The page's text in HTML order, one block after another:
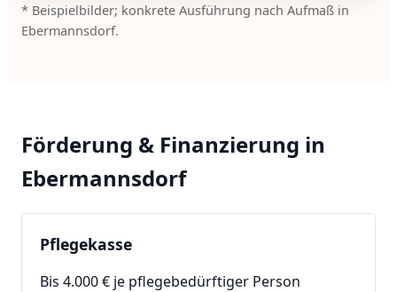
* Beispielbilder; konkrete Ausführung nach Aufmaß in
Ebermannsdorf.
Förderung & Finanzierung in
Ebermannsdorf
Pflegekasse
Bis 4.000 € je pflegebedürftiger Person